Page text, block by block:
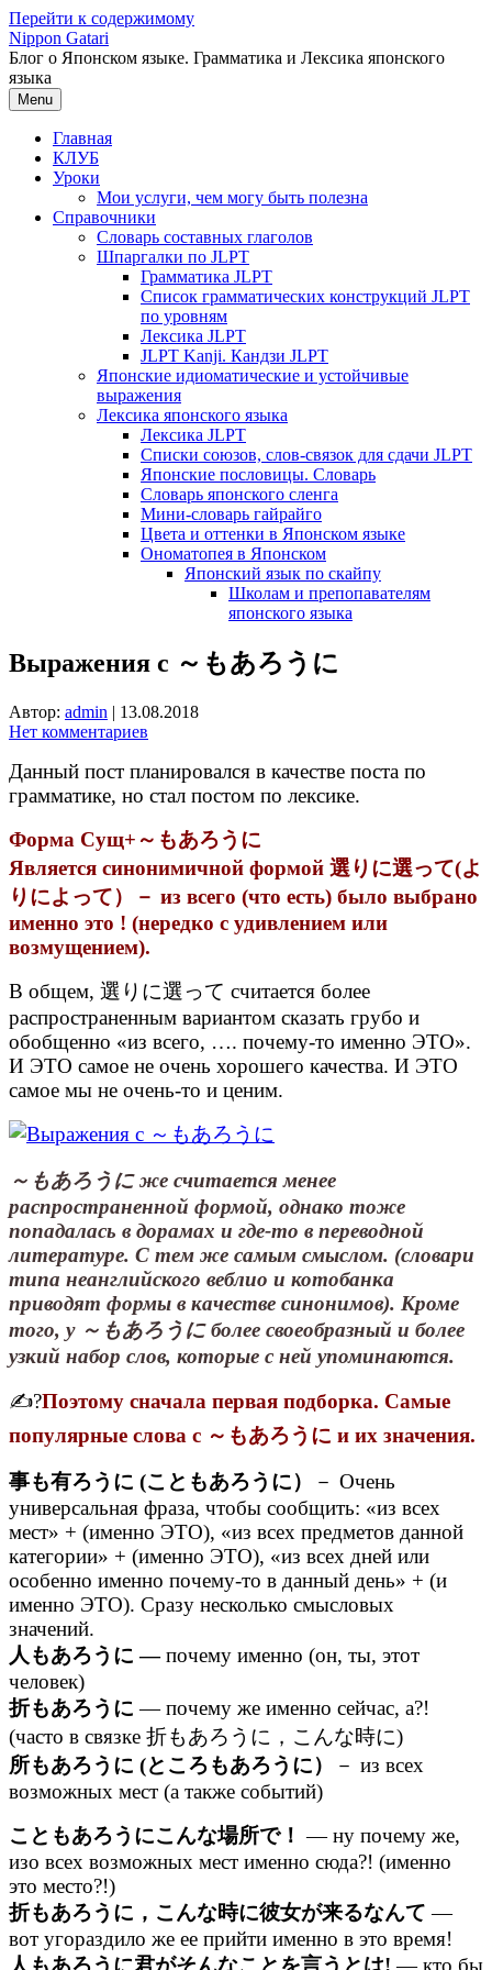
Перейти к содержимому
Nippon Gatari
Блог о Японском языке. Грамматика и Лексика японского
языка
Menu
Главная
КЛУБ
Уроки
Мои услуги, чем могу быть полезна
Справочники
Словарь составных глаголов
Шпаргалки по JLPT
Грамматика JLPT
Список грамматических конструкций JLPT
по уровням
Лексика JLPT
JLPT Kanji. Кандзи JLPT
Японские идиоматические и устойчивые
выражения
Лексика японского языка
Лексика JLPT
Списки союзов, слов-связок для сдачи JLPT
Японские пословицы. Словарь
Словарь японского сленга
Мини-словарь гайрайго
Цвета и оттенки в Японском языке
Ономатопея в Японском
Японский язык по скайпу
Школам и препопавателям
японского языка
Выражения с ～もあろうに
Автор: admin | 13.08.2018
Нет комментариев
Данный пост планировался в качестве поста по
грамматике, но стал постом по лексике.
Форма Сущ+～もあろうに
Является синонимичной формой 選りに選って(よ
りによって）－ из всего (что есть) было выбрано
именно это ! (нередко с удивлением или
возмущением).
В общем, 選りに選って считается более
распространенным вариантом сказать грубо и
обобщенно «из всего, …. почему-то именно ЭТО».
И ЭТО самое не очень хорошего качества. И ЭТО
самое мы не очень-то и ценим.
～もあろうに же считается менее
распространенной формой, однако тоже
попадалась в дорамах и где-то в переводной
литературе. С тем же самым смыслом. (словари
типа неанглийского веблио и котобанка
приводят формы в качестве синонимов). Кроме
того, у ～もあろうに более своеобразный и более
узкий набор слов, которые с ней упоминаются.
✍?Поэтому сначала первая подборка. Самые
популярные слова с ～もあろうに и их значения.
事も有ろうに (こともあろうに）
－ Очень
универсальная фраза, чтобы сообщить: «из всех
мест» + (именно ЭТО), «из всех предметов данной
категории» + (именно ЭТО), «из всех дней или
особенно именно почему-то в данный день» + (и
именно ЭТО). Сразу несколько смысловых
значений.
人もあろうに —почему именно (он, ты, этот
человек)
折もあろうに — почему же именно сейчас, а?!
(часто в связке 折もあろうに，こんな時に)
所もあろうに (ところもあろうに）
－ из всех
возможных мест (а также событий)
こともあろうにこんな場所で！ — ну почему же,
изо всех возможных мест именно сюда?! (именно
это место?!)
折もあろうに，こんな時に彼女が来るなんて —
вот угораздило же ее прийти именно в это время!
人もあろうに君がそんなことを言うとは! — кто бы